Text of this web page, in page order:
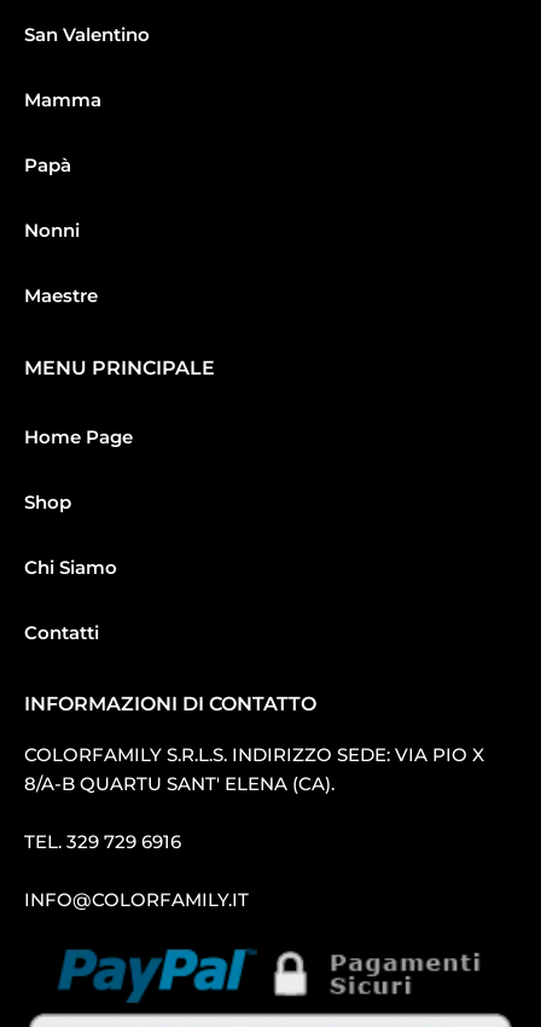
San Valentino
Mamma
Papà
Nonni
Maestre
MENU PRINCIPALE
Home Page
Shop
Chi Siamo
Contatti
INFORMAZIONI DI CONTATTO
COLORFAMILY S.R.L.S. INDIRIZZO SEDE: VIA PIO X
8/A-B QUARTU SANT′ ELENA (CA).
TEL. 329 729 6916
INFO@COLORFAMILY.IT